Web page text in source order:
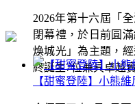
2026年第十六屆「
閉幕禮，於日前圓
煥城光」為主題，
終誕生7位兼具卓越
【甜蜜登陸】小熊